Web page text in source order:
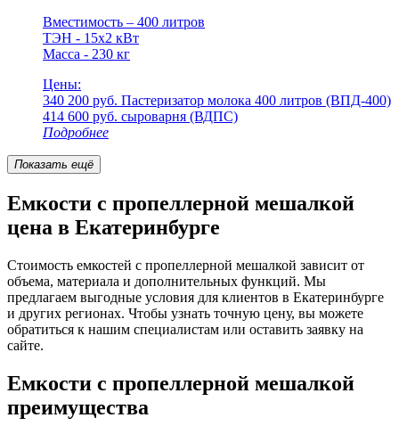
Вместимость – 400 литров
ТЭН - 15х2 кВт
Масса - 230 кг
Цены:
340 200 руб. Пастеризатор молока 400 литров (ВПД-400)
414 600 руб. cыроварня (ВДПС)
Подробнее
Показать ещё
Емкости с пропеллерной мешалкой
цена в Екатеринбурге
Стоимость емкостей с пропеллерной мешалкой зависит от
объема, материала и дополнительных функций. Мы
предлагаем выгодные условия для клиентов в Екатеринбурге
и других регионах. Чтобы узнать точную цену, вы можете
обратиться к нашим специалистам или оставить заявку на
сайте.
Емкости с пропеллерной мешалкой
преимущества